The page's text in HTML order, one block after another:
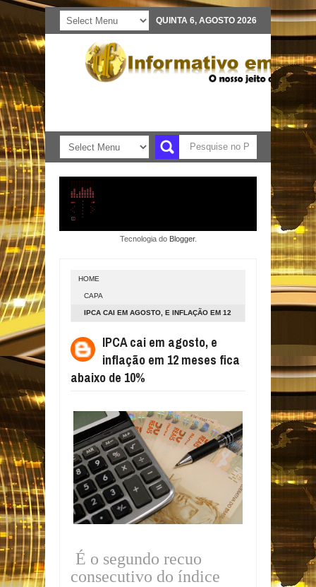
QUINTA 6, AGOSTO 2026
Tecnologia do Blogger.
HOME
CAPA
IPCA CAI EM AGOSTO, E INFLAÇÃO EM 12
IPCA cai em agosto, e
inflação em 12 meses fica
abaixo de 10%
É o segundo recuo
consecutivo do índice